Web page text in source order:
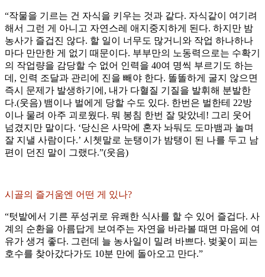
“작물을 기르는 건 자식을 키우는 것과 같다. 자식같이 여기려
해서 그런 게 아니고 자연스레 애지중지하게 된다. 하지만 밤
농사가 즐겁진 않다. 할 일이 너무도 많거니와 작업 하나하나
마다 만만한 게 없기 때문이다. 부부만의 노동력으로는 수확기
의 작업량을 감당할 수 없어 인력을 40여 명씩 부르기도 하는
데, 인력 조달과 관리에 진을 빼야 한다. 똘똘하게 굴지 않으면
즉시 문제가 발생하기에, 내가 다혈질 기질을 발휘해 분발한
다.(웃음) 뱀이나 벌에게 당할 수도 있다. 한번은 벌한테 22방
이나 물려 아주 괴로웠다. 뭐 봉침 한번 잘 맞았네! 그리 웃어
넘겼지만 말이다. ‘당신은 사막에 혼자 놔둬도 도마뱀과 놀며
잘 지낼 사람이다.’ 시쳇말로 눈탱이가 밤탱이 된 나를 두고 남
편이 던진 말이 그랬다.”(웃음)
시골의 즐거움엔 어떤 게 있나?
“텃밭에서 기른 푸성귀로 유쾌한 식사를 할 수 있어 즐겁다. 사
계의 순환을 아름답게 보여주는 자연을 바라볼 때면 마음에 여
유가 생겨 좋다. 그런데 늘 농사일이 밀려 바쁘다. 벚꽃이 피는
호수를 찾아갔다가도 10분 만에 돌아오고 만다.”